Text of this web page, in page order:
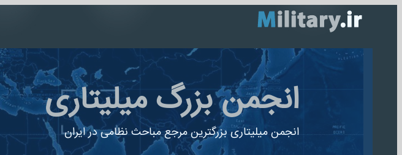
انجمن بزرگ میلیتاری
انجمن میلیتاری بزرگترین مرجع مباحث نظامی در ایران